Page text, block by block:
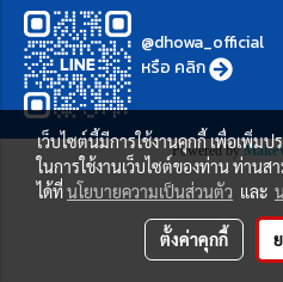
@dhowa_official
หรือ คลิก
Powered by
เว็บไซต์นี้มีการใช้งานคุกกี้ เพื่อเพิ่ม
ในการใช้งานเว็บไซต์ของท่าน ท่านส
ได้ที่นโยบายความเป็นส่วนตัว และ
ตั้งค่าคุกกี้